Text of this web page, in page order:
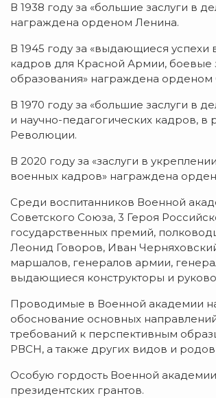
В 1938 году за «большие заслуги в
награждена орденом Ленина.
В 1945 году за «выдающиеся
кадров для Красной Армии, боевые
образования» награждена орденом
В 1970 году за «большие заслуги в
и научно-педагогических кадров,
Революции.
В 2020 году за «заслуги в
военных кадров» награждена
Среди воспитанников Военной
Советского Союза, 3 Героя
государственных премий,
Леонид Говоров, Иван
маршалов, генералов армии,
выдающиеся конструкторы и
Проводимые в Военной академии
обоснование основных
требований к перспективным
РВСН, а также других видов и
Особую гордость Военной
президентских грантов.